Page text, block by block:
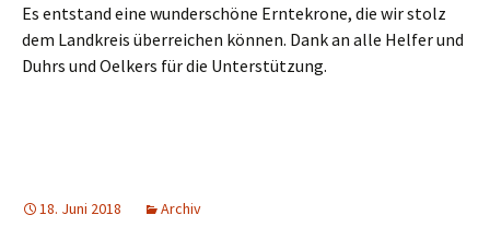
Es entstand eine wunderschöne Erntekrone, die wir stolz
dem Landkreis überreichen können. Dank an alle Helfer und
Duhrs und Oelkers für die Unterstützung.
18. Juni 2018 Archiv